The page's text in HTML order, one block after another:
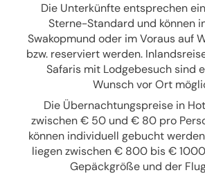
Die Unterkünfte entsprechen
Sterne-Standard und können
Swakopmund oder im Voraus auf
bzw. reserviert werden.
Safaris mit Lodgebesuch sind
Wunsch vor Ort
Die Übernachtungspreise in
zwischen € 50 und € 80 pro
können individuell gebucht
liegen zwischen € 800 bis €
Gepäckgröße und der